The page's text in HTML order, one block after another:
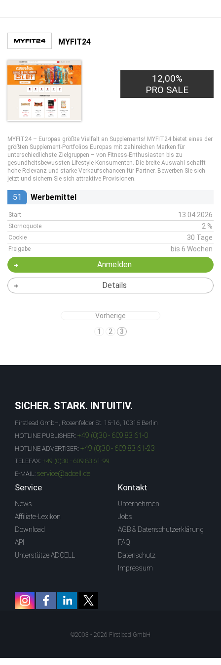
MYFIT24
12,00%
PRO SALE
MYFIT24 – Europas größte Vielfalt an Supplements! MYFIT24 bietet eines der
größten Supplement-Portfolios Europas mit zahlreichen Marken für
unterschiedlichste Zielgruppen – von Fitness-Enthusiasten bis zu
gesundheitsbewussten Lifestyle-Konsumenten. Die breite Auswahl schafft
hohe Relevanz und starke Verkaufschancen für Partner. Bewerben Sie sich
jetzt und sichern Sie sich attraktive Provisionen.
51 Werbemittel
Start 13.04.2026
Stornoquote 2 %
Cookie 30 Tage
Freigabe bis 6 Wochen
Anmelden
Details
Vorherige
1
2 3
SICHER. STARK. INTUITIV.
Firstlead GmbH, Rosenfelder St. 15-16, 10315 Berlin
HOTLINE PUBLISHER: +49 (0)30 - 609 83 61-0
HOTLINE ADVERTISER: +49 (0)30 - 609 83 61-23
TELEFAX: +49 (0)30 - 609 83 61-99
E-MAIL: service@adcell.de
Service
News
Affiliate-Lexikon
Download
API
Unterstütze ADCELL
Kontakt
Unternehmen
Jobs
AGB & Datenschutzerklärung
FAQ
Datenschutz
Impressum
©2003 - 2026 Firstlead GmbH